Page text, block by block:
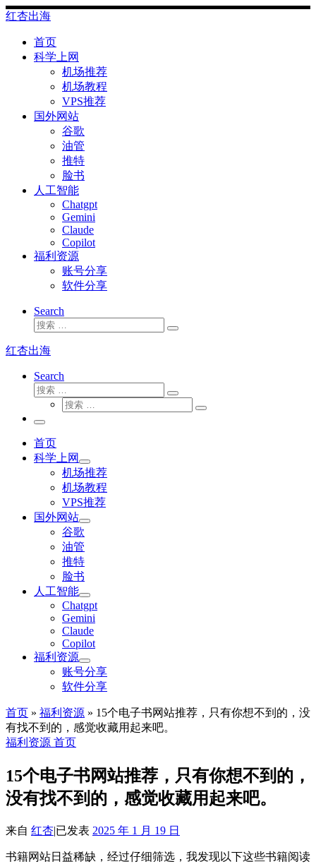
Skip
to
content
红杏出海
首页
科学上网
机场推荐
机场教程
VPS推荐
国外网站
谷歌
油管
推特
脸书
人工智能
Chatgpt
‎Gemini
Claude
Copilot
福利资源
账号分享
软件分享
Search
搜
搜
红杏出海
Search
搜
搜
索
搜
搜
主
菜
单
首页
科学上网
机场推荐
机场教程
VPS推荐
国外网站
谷歌
油管
推特
脸书
人工智能
Chatgpt
‎Gemini
Claude
Copilot
福利资源
账号分享
软件分享
首页 » 福利资源 » 15个电子书网站推荐，只有你想不到的，没
有找不到的，感觉收藏用起来吧。
福利资源 首页
15个电子书网站推荐，只有你想不到的，
没有找不到的，感觉收藏用起来吧。
来自 红杏|已发表 2025 年 1 月 19 日
书籍网站日益稀缺，经过仔细筛选，我发现以下这些书籍阅读